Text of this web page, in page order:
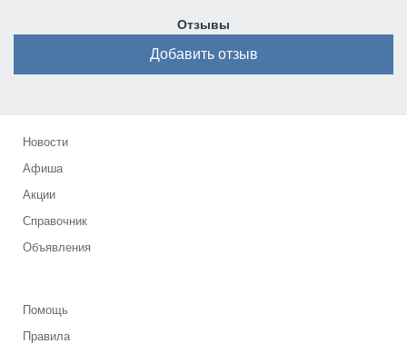
Отзывы
Добавить отзыв
Новости
Афиша
Акции
Справочник
Объявления
Помощь
Правила